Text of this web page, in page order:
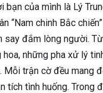
của mình là Lý
“Nam chinh Bắc
say đắm lòng người.
những pha xử lý
Mỗi trận cờ đều mang
tích tình huống. Trong